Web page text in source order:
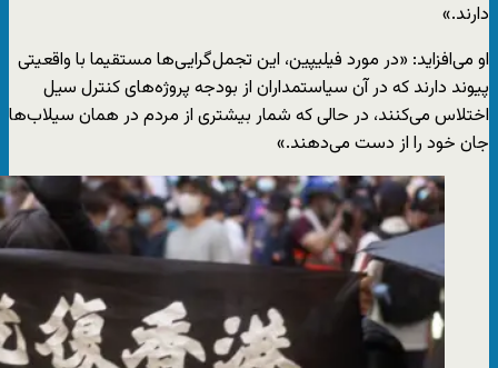
دارند.»
او می‌افزاید: «در مورد فیلیپین، این تجمل‌گرایی‌ها مستقیما با واقعیتی
پیوند دارند که در آن سیاستمداران از بودجه پروژه‌های کنترل سیل
اختلاس می‌کنند، در حالی که شمار بیشتری از مردم در همان سیلاب‌ها
جان خود را از دست می‌دهند.»